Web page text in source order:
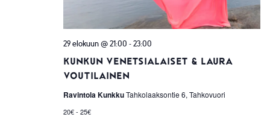
Kunkun Venetsialaiset & Laura
Voutilainen
29 elokuun @ 21:00 -23:00
Ravintola KunkkuTahkolaaksontie 6, Tahkovuori
20€ - 25€